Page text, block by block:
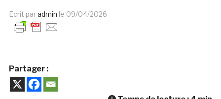
Ecrit paradmin le 09/04/2026
Partager :